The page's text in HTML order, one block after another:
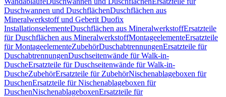
Duschwannen und DuschflächenDuschflächen aus
Mineralwerkstoff und Geberit Duofix
InstallationselementeDuschflächen aus MineralwerkstoffErsatzteile
für Duschflächen aus MineralwerkstoffMontageelementeErsatzteile
für MontageelementeZubehörDuschabtrennungenErsatzteile für
DuschabtrennungenDuschseitenwände für Walk-in-
DuscheErsatzteile für Duschseitenwände für Walk-in-
DuscheZubehörErsatzteile für ZubehörNischenablageboxen für
DuschenErsatzteile für Nischenablageboxen für
DuschenNischenablageboxenErsatzteile für